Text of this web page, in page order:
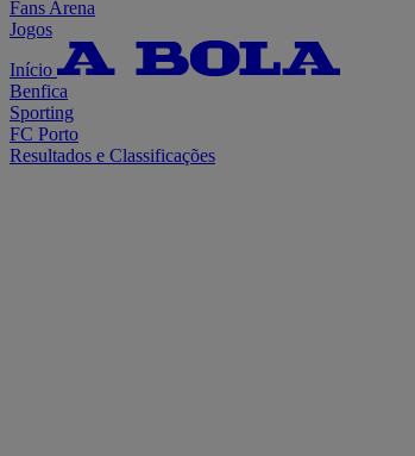
Fans Arena
Jogos
Início
Benfica
Sporting
FC Porto
Resultados e Classificações